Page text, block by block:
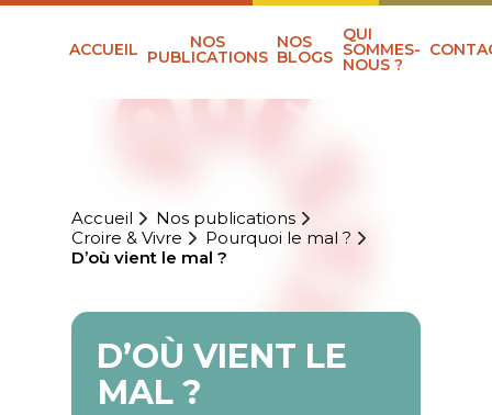
ACCUEIL NOS
PUBLICATIONS
NOS
BLOGS
QUI
SOMMES-
NOUS ?
Accueil
Nos publications
Croire & Vivre
Pourquoi le mal ?
D’où vient le mal ?
D’OÙ VIENT LE
MAL ?